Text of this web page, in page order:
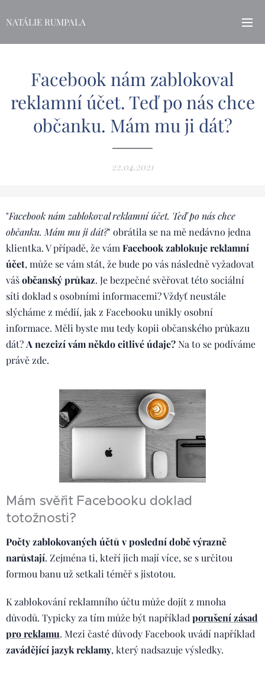
NATÁLIE RUMPALA
Facebook nám zablokoval
reklamní účet. Teď po nás chce
občanku. Mám mu ji dát?
22.04.2021
"Facebook nám zablokoval reklamní účet. Teď po nás chce
občanku. Mám mu ji dát?" obrátila se na mě nedávno jedna
klientka. V případě, že vám Facebook zablokuje reklamní
účet, může se vám stát, že bude po vás následně vyžadovat
vášobčanský průkaz. Je bezpečné svěřovat této sociální
síti doklad s osobními informacemi? Vždyť neustále
slýcháme z médií, jak z Facebooku unikly osobní
informace. Měli byste mu tedy kopii občanského průkazu
dát?A nezcizí vám někdo citlivé údaje?Na to se podíváme
právě zde.
Mám svěřit Facebooku doklad
totožnosti?
Počty zablokovaných účtů v poslední době výrazně
narůstají. Zejména ti, kteří jich mají více, se s určitou
formou banu už setkali téměř s jistotou.
K zablokování reklamního účtu může dojít z mnoha
důvodů. Typicky za tím může být například porušení zásad
pro reklamu. Mezi časté důvody Facebook uvádí například
zavádějící jazyk reklamy, který nadsazuje výsledky.